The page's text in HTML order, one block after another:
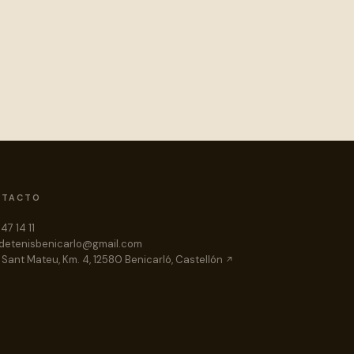
14 11
Mateu, Km. 4, 12580 Benicarló, Castellón